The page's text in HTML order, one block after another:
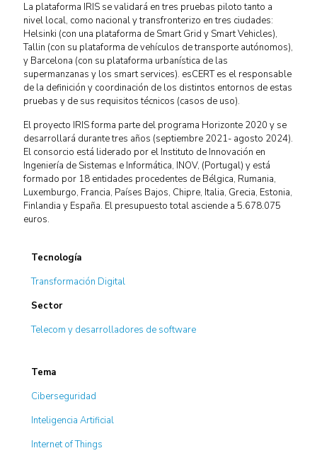
La plataforma IRIS se validará en tres pruebas piloto tanto a
nivel local, como nacional y transfronterizo en tres ciudades:
Helsinki (con una plataforma de Smart Grid y Smart Vehicles),
Tallin (con su plataforma de vehículos de transporte autónomos),
y Barcelona (con su plataforma urbanística de las
supermanzanas y los smart services). esCERT es el responsable
de la definición y coordinación de los distintos entornos de estas
pruebas y de sus requisitos técnicos (casos de uso).
El proyecto IRIS forma parte del programa Horizonte 2020 y se
desarrollará durante tres años (septiembre 2021- agosto 2024).
El consorcio está liderado por el Instituto de Innovación en
Ingeniería de Sistemas e Informática, INOV, (Portugal) y está
formado por 18 entidades procedentes de Bélgica, Rumania,
Luxemburgo, Francia, Países Bajos, Chipre, Italia, Grecia, Estonia,
Finlandia y España. El presupuesto total asciende a 5.678.075
euros.
Tecnología
Transformación Digital
Sector
Telecom y desarrolladores de software
Tema
Ciberseguridad
Inteligencia Artificial
Internet of Things